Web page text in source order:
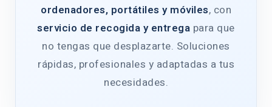
ordenadores, portátiles y móviles, con
servicio de recogida y entrega para que
no tengas que desplazarte. Soluciones
rápidas, profesionales y adaptadas a tus
necesidades.